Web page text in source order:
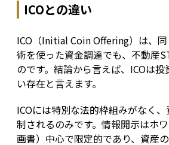
ICOとの違い
ICO（Initial Coin Offering）は、
術を使った資金調達でも、不動産
のです。結論から言えば、ICOは
い存在と言えます。
ICOには特別な法的枠組みがなく
制されるのみです。情報開示はホ
画書）中心で限定的であり、資産